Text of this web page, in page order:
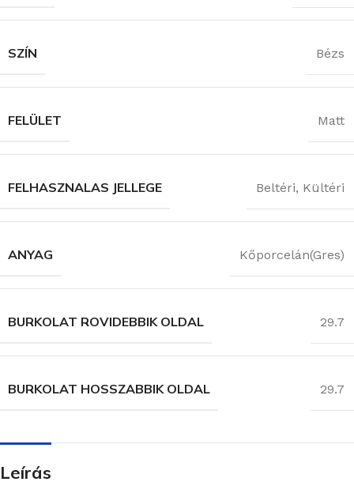
SZÍN Bézs
FELÜLET Matt
FELHASZNALAS JELLEGE Beltéri, Kültéri
ANYAG Kőporcelán(Gres)
BURKOLAT ROVIDEBBIK OLDAL 29.7
BURKOLAT HOSSZABBIK OLDAL 29.7
Leírás